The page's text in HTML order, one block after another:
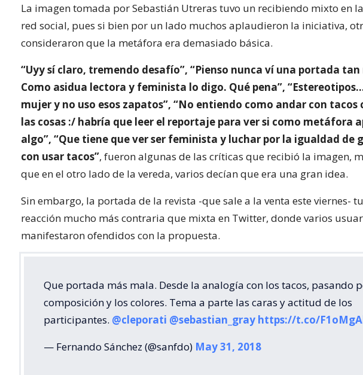
La imagen tomada por Sebastián Utreras tuvo un recibiendo mixto en
red social, pues si bien por un lado muchos aplaudieron la iniciativa,
consideraron que la metáfora era demasiado básica.
“Uyy sí claro, tremendo desafío”, “Pienso nunca ví una portada
Como asidua lectora y feminista lo digo. Qué pena”,
mujer y no uso esos zapatos”, “No entiendo como andar con tacos
las cosas :/ habría que leer el reportaje para ver si como metáfora
algo”, “Que tiene que ver ser feminista y luchar por la igualdad de
con usar tacos”, fueron algunas de las críticas que recibió la imagen,
que en el otro lado de la vereda, varios decían que era una gran idea.
Sin embargo, la portada de la revista -que sale a la venta este viernes-
reacción mucho más contraria que mixta en Twitter, donde varios
manifestaron ofendidos con la propuesta.
Que portada más mala. Desde la analogía con los tacos, pasando
composición y los colores. Tema a parte las caras y actitud de los
participantes. @cleporati @sebastian_gray https://t.co/
— Fernando Sánchez (@sanfdo) May 31, 2018